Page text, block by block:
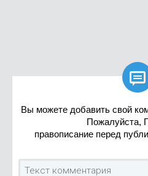
Вы можете добавить свой
Пожалуйста,
правописание перед